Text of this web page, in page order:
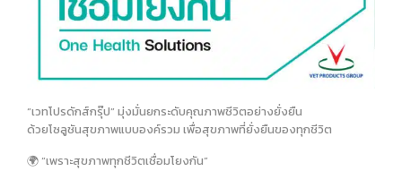
“เวทโปรดักส์กรุ๊ป” มุ่งมั่นยกระดับคุณภาพชีวิตอย่างยั่งยืน
ด้วยโซลูชันสุขภาพแบบองค์รวม เพื่อสุขภาพที่ยั่งยืนของทุกชีวิต
🌍 “เพราะสุขภาพทุกชีวิตเชื่อมโยงกัน”